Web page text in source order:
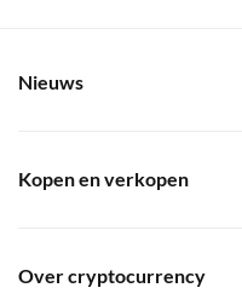
Nieuws
Kopen en verkopen
Over cryptocurrency